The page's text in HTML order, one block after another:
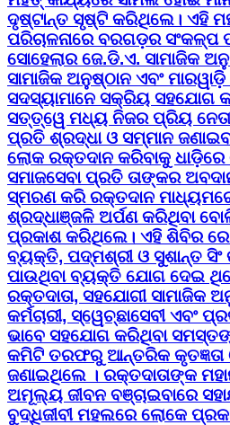
ଦୃଷ୍ଟାନ୍ତ ସୃଷ୍ଟି କରିଥିଲେ। ଏହି
ପରିଚାଳନାରେ ବରଗଡ଼ର ସଂକଳ୍ପ
ସୋହେଲାର ଜେ.ଡି.ଏ. ସାମାଜିକ
ସାମାଜିକ ଅନୁଷ୍ଠାନ ଏବଂ
ସଦସ୍ୟାମାନେ ସକ୍ରିୟ ସହଯୋଗ
ସତ୍ତ୍ୱେ ମଧ୍ୟ ନିଜର ପ୍ରିୟ ନେତା
ପ୍ରତି ଶ୍ରଦ୍ଧା ଓ ସମ୍ମାନ
ଲୋକ ରକ୍ତଦାନ କରିବାକୁ
ସମାଜସେବା ପ୍ରତି ତାଙ୍କର
ସ୍ମରଣ କରି ରକ୍ତଦାନ
ଶ୍ରଦ୍ଧାଞ୍ଜଳି ଅର୍ପଣ କରିଥିବା
ପ୍ରକାଶ କରିଥିଲେ। ଏହି ଶିବିର
ବ୍ୟକ୍ତି, ପଦ୍ମଶ୍ରୀ ଓ ସୁଶାନ୍ତ
ପାଉଥିବା ବ୍ୟକ୍ତି ଯୋଗ ଦେଇ
ରକ୍ତଦାତା, ସହଯୋଗୀ ସାମାଜିକ
କର୍ମଚାରୀ, ସ୍ୱେଚ୍ଛାସେବୀ
ଭାବେ ସହଯୋଗ କରିଥିବା
କମିଟି ତରଫରୁ ଆନ୍ତରିକ କୃତଜ୍ଞତା
ଜଣାଇଥିଲେ । ରକ୍ତଦାତାଙ୍କ
ଅମୂଲ୍ୟ ଜୀବନ ବଞ୍ଚାଇବାରେ
ବୁଦ୍ଧିଜୀବୀ ମହଲରେ ଲୋକେ